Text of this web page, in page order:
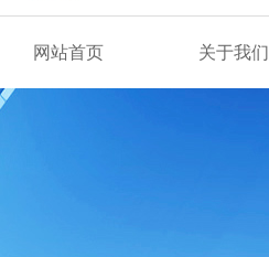
网站首页 关于我们